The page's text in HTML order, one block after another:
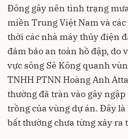
Đông gây nên tình trạng
miền Trung Việt Nam và
thời các nhà máy thủy điện
đảm bảo an toàn hồ đập, do
vực sông Sê Kông quanh
TNHH PTNN Hoàng Anh
thường đã tràn vào gây
trồng của vùng dự án. Đây
bất thường chưa từng xảy ra